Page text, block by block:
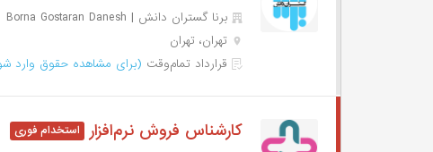
برنا گستران دانش | Borna Gostaran Danesh
تهران، تهران
قرارداد تمام‌وقت (برای مشاهده حقوق وارد
کارشناس فروش نرم‌افزار